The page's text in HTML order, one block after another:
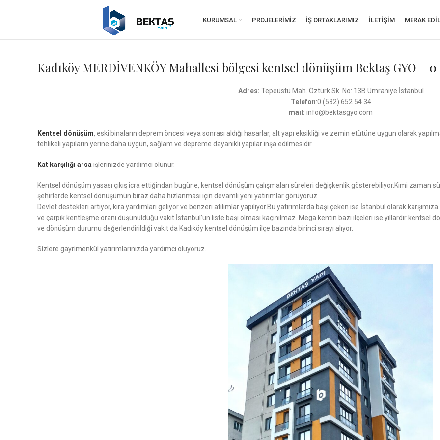
KURUMSAL PROJELERIMIZ İŞ ORTAKLARIMIZ İLETIŞIM MERAK
Kadıköy MERDİVENKÖY Mahallesi bölgesi kentsel dönüşüm Bektaş GYO – 0
Adres: Tepeüstü Mah. Öztürk Sk. No: 13B Ümraniye İstanbul
Telefon:0 (532) 652 54 34
mail: info@bektasgyo.com
Kentsel dönüşüm, eski binaların deprem öncesi veya sonrası aldığı hasarlar, alt yapı eksikliği ve zemin etütüne uygun olarak
tehlikeli yapıların yerine daha uygun, sağlam ve depreme dayanıklı yapılar inşa edilmesidir.
Kat karşılığı arsa işlerinizde yardımcı olunur.
Kentsel dönüşüm yasası çıkış icra ettiğindan bugüne, kentsel dönüşüm çalışmaları süreleri değişkenlik gösterebiliyor.Kimi zaman
şehirlerde kentsel dönüşümün biraz daha hızlanması için devamlı yeni yatırımlar görüyoruz.
Devlet destekleri artıyor, kira yardımları geliyor ve benzeri atılımlar yapılıyor.Bu yatırımlarda başı çeken ise İstanbul olarak
ve çarpık kentleşme oranı düşünüldüğü vakit İstanbul’un liste başı olması kaçınılmaz. Mega kentin bazı ilçeleri ise yıllardır kentsel
ve dönüşüm durumu değerlendirildiği vakit da Kadıköy kentsel dönüşüm ilçe bazında birinci sırayı alıyor.
Sizlere gayrimenkül yatırımlarınızda yardımcı oluyoruz.